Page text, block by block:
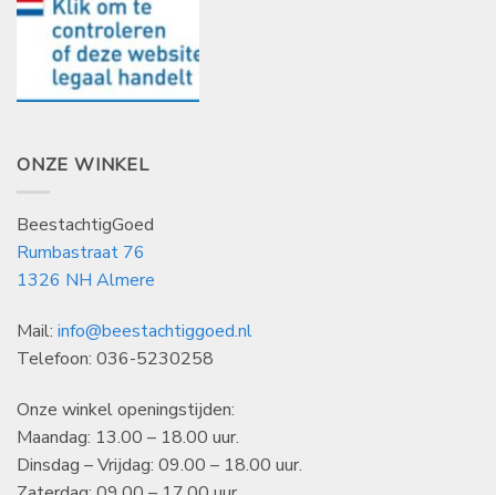
ONZE WINKEL
BeestachtigGoed
Rumbastraat 76
1326 NH Almere
Mail: info@beestachtiggoed.nl
Telefoon: 036-5230258
Onze winkel openingstijden:
Maandag: 13.00 – 18.00 uur.
Dinsdag – Vrijdag: 09.00 – 18.00 uur.